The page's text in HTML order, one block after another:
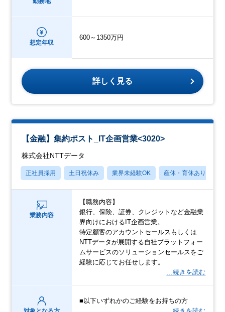
想定年収
600～1350万円
詳しく見る
【金融】集約ポスト_IT企画営業<3020>
株式会社NTTデータ
正社員採用 土日祝休み 業界未経験OK 産休・育休あり
業務内容
【職務内容】
銀行、保険、証券、クレジットなど金融業
界向けにおけるIT企画営業。
特定顧客のアカウントセールスもしくは
NTTデータが展開する自社プラットフォー
ムサービスのソリューションセールスをご
経験に応じてお任せします。
…続きを読む
■以下いずれかのご経験をお持ちの方